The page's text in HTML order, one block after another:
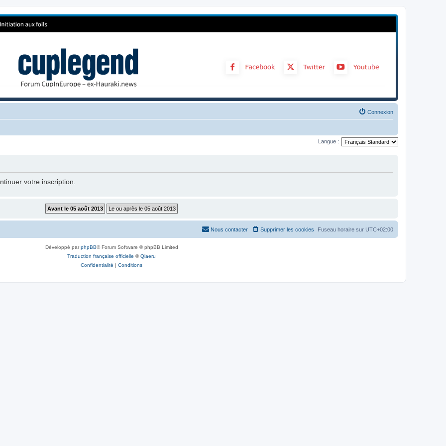
Connexion
Langue :
votre inscription.
Fuseau horaire sur UTC+02:00
Supprimer les cookies
Nous contacter
Développé parphpBB® Forum Software © phpBB Limited
Traduction française officielle ©Qiaeru
Confidentialité | Conditions